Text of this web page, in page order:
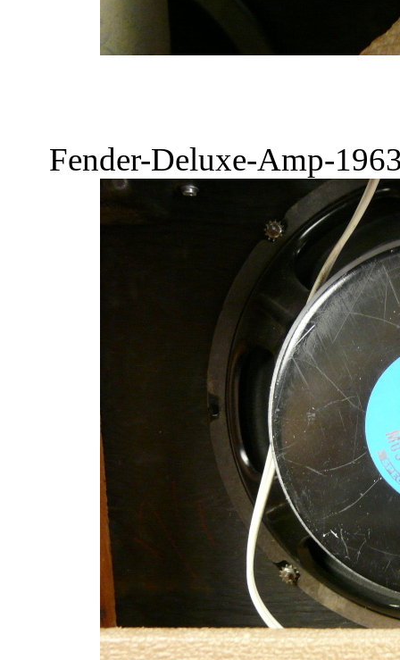
Fender-Deluxe-Amp-